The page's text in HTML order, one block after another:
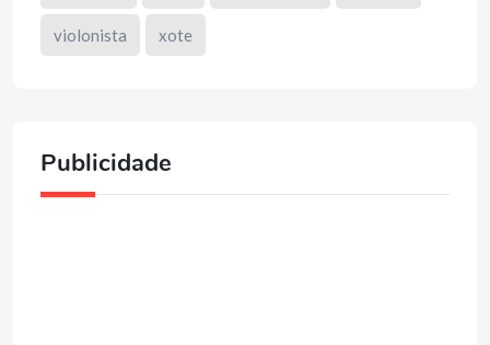
violonista xote
Publicidade